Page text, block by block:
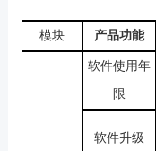
模块 产品功能
软件使用年
限
软件升级